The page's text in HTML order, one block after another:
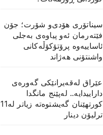
سیناتۆری هۆدی‌و شۆرت؛ جۆن
فێتەرمان ئەو پیاوەی بەجلی
ئاساییەوە پرۆتۆکۆڵەکانی
واشنتۆنی هەژاند
عێراق له‌قه‌یرانێكى گه‌وره‌ى
داراییدایه‌.. له‌پێنج مانگدا
كورتهێنان گه‌یشتوه‌ته‌ زیاتر له‌11
ترلیۆن دینار